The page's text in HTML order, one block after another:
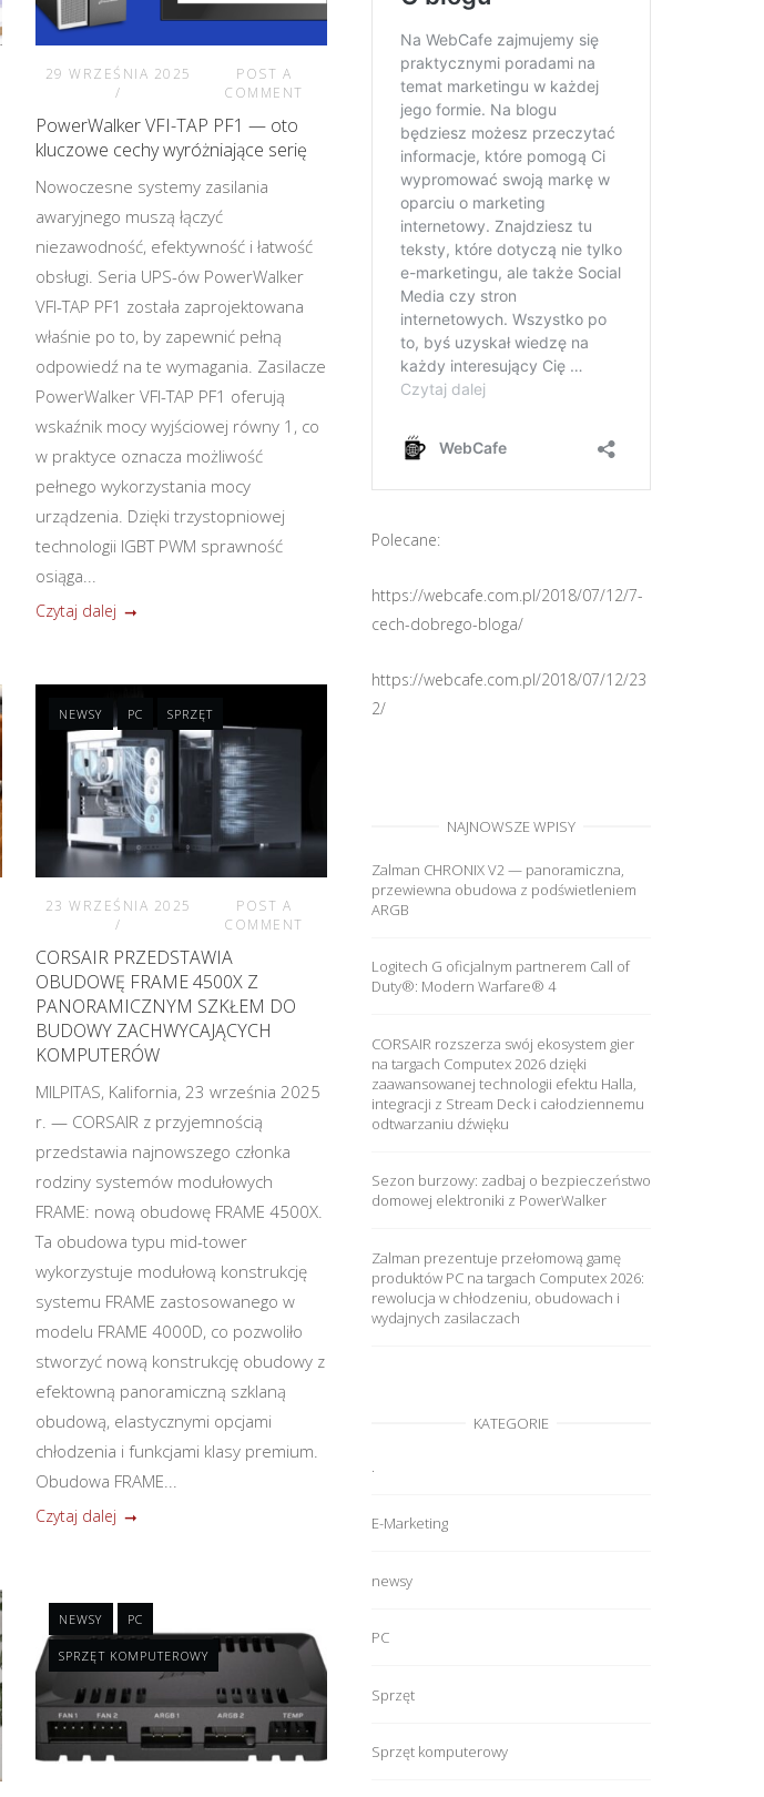
29 WRZEŚNIA 2025
POST A
COMMENT
PowerWalker VFI-TAP PF1 — oto
kluczowe cechy wyróżniające serię
Nowoczesne systemy zasilania
awaryjnego muszą łączyć
niezawodność, efektywność i łatwość
obsługi. Seria UPS-ów PowerWalker
VFI-TAP PF1 została zaprojektowana
właśnie po to, by zapewnić pełną
odpowiedź na te wymagania. Zasilacze
PowerWalker VFI-TAP PF1 oferują
wskaźnik mocy wyjściowej równy 1, co
w praktyce oznacza możliwość
pełnego wykorzystania mocy
urządzenia. Dzięki trzystopniowej
technologii IGBT PWM sprawność
osiąga...
Czytaj dalej
NEWSY PC SPRZĘT
23 WRZEŚNIA 2025
POST A
COMMENT
CORSAIR PRZEDSTAWIA
OBUDOWĘ FRAME 4500X Z
PANORAMICZNYM SZKŁEM DO
BUDOWY ZACHWYCAJĄCYCH
KOMPUTERÓW
MILPITAS, Kalifornia, 23 września 2025
r. — CORSAIR z przyjemnością
przedstawia najnowszego członka
rodziny systemów modułowych
FRAME: nową obudowę FRAME 4500X.
Ta obudowa typu mid-tower
wykorzystuje modułową konstrukcję
systemu FRAME zastosowanego w
modelu FRAME 4000D, co pozwoliło
stworzyć nową konstrukcję obudowy z
efektowną panoramiczną szklaną
obudową, elastycznymi opcjami
chłodzenia i funkcjami klasy premium.
Obudowa FRAME...
Czytaj dalej
NEWSY PC
SPRZĘT KOMPUTEROWY
Polecane:
https://webcafe.com.pl/2018/07/12/7-
cech-dobrego-bloga/
https://webcafe.com.pl/2018/07/12/23
2/
NAJNOWSZE WPISY
Zalman CHRONIX V2 — panoramiczna,
przewiewna obudowa z podświetleniem
ARGB
Logitech G oficjalnym partnerem Call of
Duty®: Modern Warfare® 4
CORSAIR rozszerza swój ekosystem gier
na targach Computex 2026 dzięki
zaawansowanej technologii efektu Halla,
integracji z Stream Deck i całodziennemu
odtwarzaniu dźwięku
Sezon burzowy: zadbaj o bezpieczeństwo
domowej elektroniki z PowerWalker
Zalman prezentuje przełomową gamę
produktów PC na targach Computex 2026:
rewolucja w chłodzeniu, obudowach i
wydajnych zasilaczach
KATEGORIE
.
E-Marketing
newsy
PC
Sprzęt
Sprzęt komputerowy